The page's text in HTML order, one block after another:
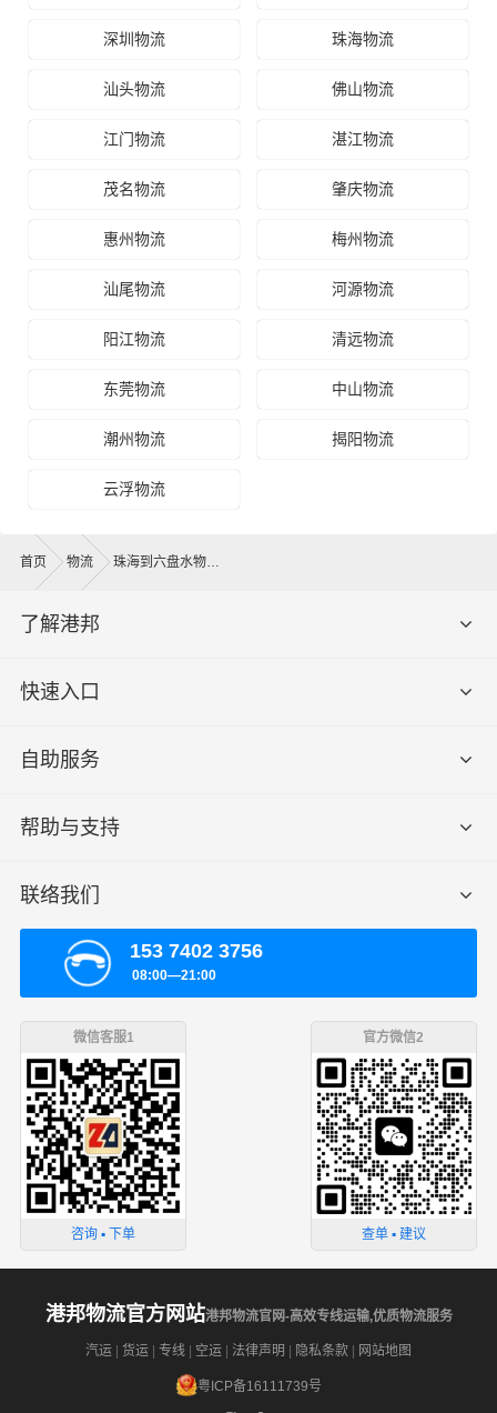
深圳物流 珠海物流
汕头物流 佛山物流
江门物流 湛江物流
茂名物流 肇庆物流
惠州物流 梅州物流
汕尾物流 河源物流
阳江物流 清远物流
东莞物流 中山物流
潮州物流 揭阳物流
云浮物流
首页 物流 珠海到六盘水物流公司
了解港邦
快速入口
自助服务
帮助与支持
联络我们
153 7402 3756
08:00—21:00
微信客服1
咨询 ▪ 下单
官方微信2
查单 ▪ 建议
港邦物流官方网站港邦物流官网-高效专线运输,优质物流服务
汽运 | 货运 | 专线 | 空运 | 法律声明 | 隐私条款 | 网站地图
粤ICP备16111739号